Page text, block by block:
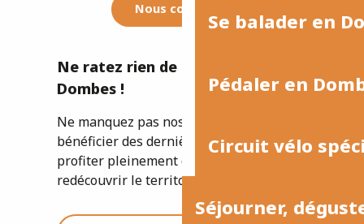
Se balader en
Pédaler en
Circuit vélo
Séjourner,
Nous contacter
Ne ratez rien de l'actualité de la
Dombes !
Ne manquez pas nos newsletters pour
bénéficier des dernières informations et
profiter pleinement de votre séjour ou
redécouvrir le territoire.